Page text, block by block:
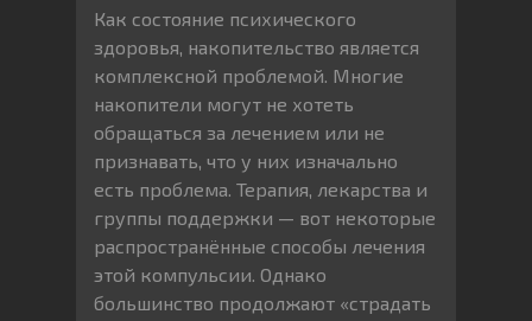
Как состояние психического
здоровья, накопительство является
комплексной проблемой. Многие
накопители могут не хотеть
обращаться за лечением или не
признавать, что у них изначально
есть проблема. Терапия, лекарства и
группы поддержки — вот некоторые
распространённые способы лечения
этой компульсии. Однако
большинство продолжают «страдать